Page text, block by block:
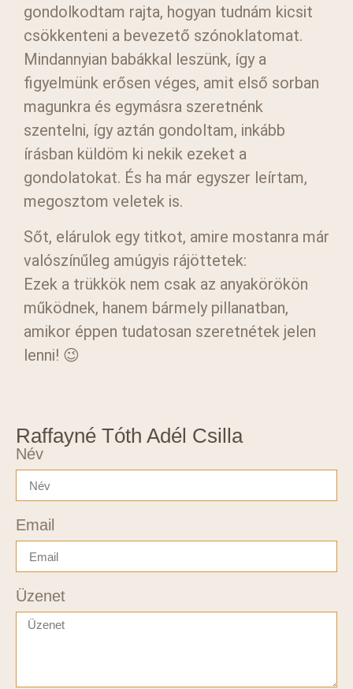
gondolkodtam rajta, hogyan tudnám kicsit
csökkenteni a bevezető szónoklatomat.
Mindannyian babákkal leszünk, így a
figyelmünk erősen véges, amit első sorban
magunkra és egymásra szeretnénk
szentelni, így aztán gondoltam, inkább
írásban küldöm ki nekik ezeket a
gondolatokat. És ha már egyszer leírtam,
megosztom veletek is.
Sőt, elárulok egy titkot, amire mostanra már
valószínűleg amúgyis rájöttetek:
Ezek a trükkök nem csak az anyakörökön
működnek, hanem bármely pillanatban,
amikor éppen tudatosan szeretnétek jelen
lenni! 😉
Raffayné Tóth Adél Csilla
Név
Email
Üzenet